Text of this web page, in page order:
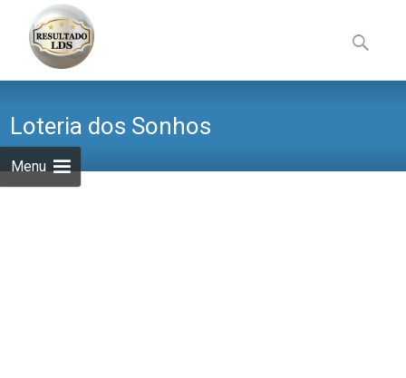
Menu
to
content
por:
Loteria dos Sonhos